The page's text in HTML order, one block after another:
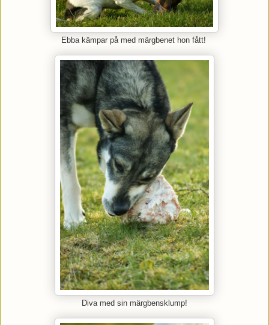
Ebba kämpar på med märgbenet hon fått!
Diva med sin märgbensklump!